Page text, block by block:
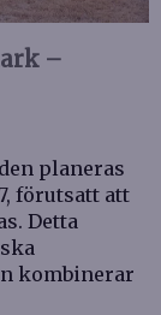
–
planeras
förutsatt att
Detta
kombinerar